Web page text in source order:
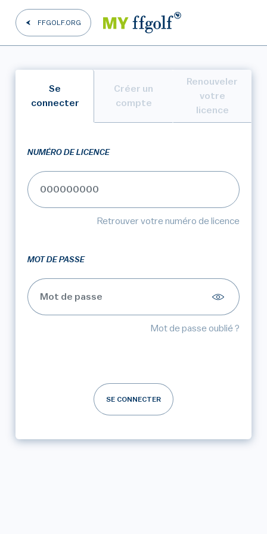
FFGOLF.ORG
Se
connecter
Créer un
compte
Renouveler
votre
licence
NUMÉRO DE LICENCE
Retrouver votre numéro de licence
MOT DE PASSE
Mot de passe oublié ?
SE CONNECTER